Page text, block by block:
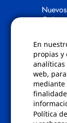
En
propias y
web,
mediante
Política
Aviso
Bajas